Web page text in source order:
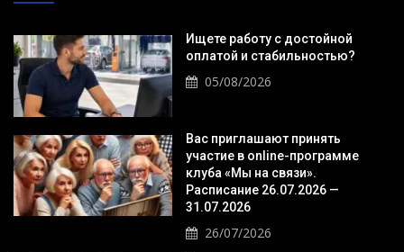
Ищете работу с достойной
оплатой и стабильностью?
05/08/2026
Вас приглашают принять
участие в online-программе
клуба «Мы на связи».
Расписание 26.07.2026 —
31.07.2026
26/07/2026